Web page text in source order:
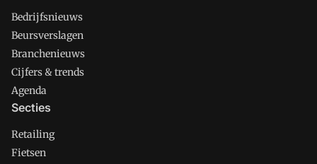
Bedrijfsnieuws
Beursverslagen
Branchenieuws
Cijfers & trends
Agenda
Secties
Retailing
Fietsen